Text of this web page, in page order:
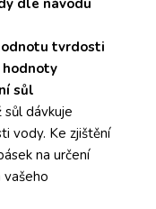
dle návodu
tvrdosti
sůl
sůl dávkuje
vody. Ke zjištění
na určení